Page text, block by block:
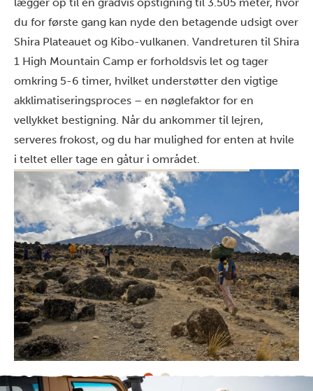
du for første gang kan nyde den betagende udsigt over
Shira Plateauet og Kibo-vulkanen. Vandreturen til Shira
1 High Mountain Camp er forholdsvis let og tager
omkring 5-6 timer, hvilket understøtter den vigtige
akklimatiseringsproces – en nøglefaktor for en
vellykket bestigning. Når du ankommer til lejren,
serveres frokost, og du har mulighed for enten at hvile
i teltet eller tage en gåtur i området.